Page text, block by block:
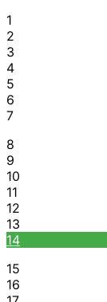
1
2
3
4
5
6
7
8
9
10
11
12
13
14
15
16